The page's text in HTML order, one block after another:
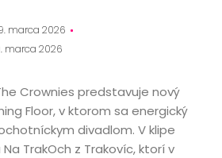
marca 2026
marca 2026
Crownies predstavuje nový
Floor, v ktorom sa energický
divadlom. V klipe
TrakOch z Trakovíc, ktorí v